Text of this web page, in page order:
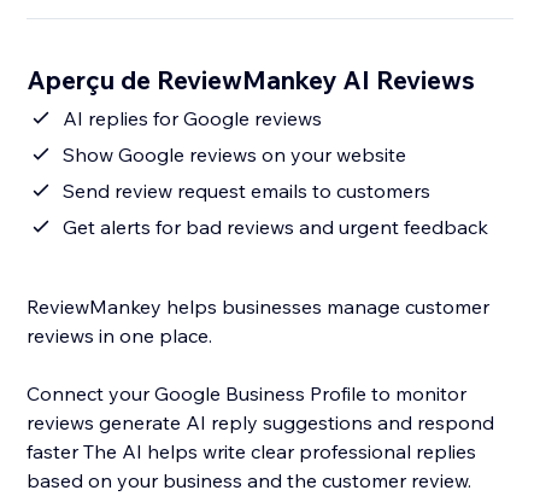
Aperçu de ReviewMankey AI Reviews
AI replies for Google reviews
Show Google reviews on your website
Send review request emails to customers
Get alerts for bad reviews and urgent feedback
ReviewMankey helps businesses manage customer
reviews in one place.
Connect your Google Business Profile to monitor
reviews generate AI reply suggestions and respond
faster The AI helps write clear professional replies
based on your business and the customer review.